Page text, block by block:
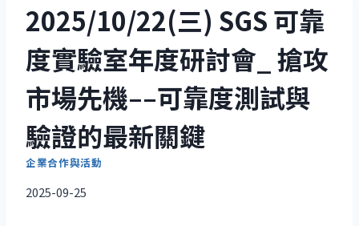
2025/10/22(三) SGS 可靠
度實驗室年度研討會_ 搶攻
市場先機––可靠度測試與
驗證的最新關鍵
企業合作與活動
2025-09-25